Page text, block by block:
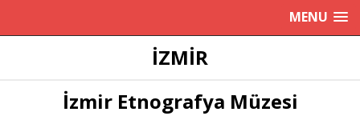
MENU
İZMIR
İzmir Etnografya Müzesi